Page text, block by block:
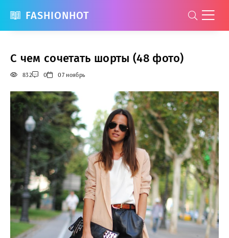
FASHIONHOT
С чем сочетать шорты (48 фото)
832 0 07 ноябрь